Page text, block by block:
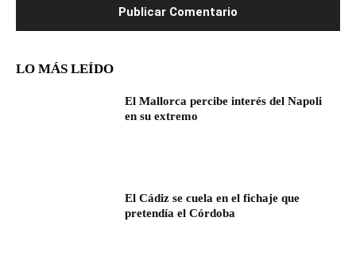
LO MÁS LEÍDO
El Mallorca percibe interés del Napoli
en su extremo
El Cádiz se cuela en el fichaje que
pretendía el Córdoba